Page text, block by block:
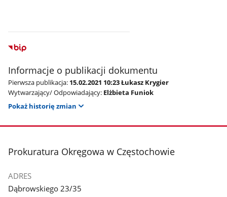
Informacje o publikacji dokumentu
Pierwsza publikacja: 15.02.2021 10:23 Łukasz Krygier
Wytwarzający/ Odpowiadający: Elżbieta Funiok
Pokaż historię zmian
stopka
Prokuratura Okręgowa w Częstochowie
ADRES
Dąbrowskiego 23/35